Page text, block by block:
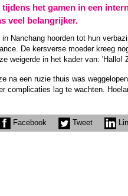
het gamen in een
veel belangrijker.
Nanchang hoorden tot hun
De kersverse moeder kreeg
weigerde in het kader van: 'Hallo!
na een ruzie thuis was
complicaties lag te wachten.
Facebook Tweet